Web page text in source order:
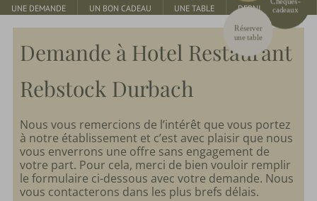
cadeaux
Réserver
une table
UNE DEMANDE UN BON CADEAU UNE TABLE DERNIÈRE MINUTE
&
Prix
Réserver
ligne
offres
Chèques-
cadeaux
Prestations
Demande à Hotel Restaurant
Rebstock Durbach
Nous vous remercions de l’intérêt que vous portez
à notre établissement et c’est avec plaisir que nous
vous enverrons une offre sans engagement de
votre part. Pour cela, merci de bien vouloir remplir
le formulaire ci-dessous avec votre demande. Nous
vous contacterons dans les plus brefs délais.